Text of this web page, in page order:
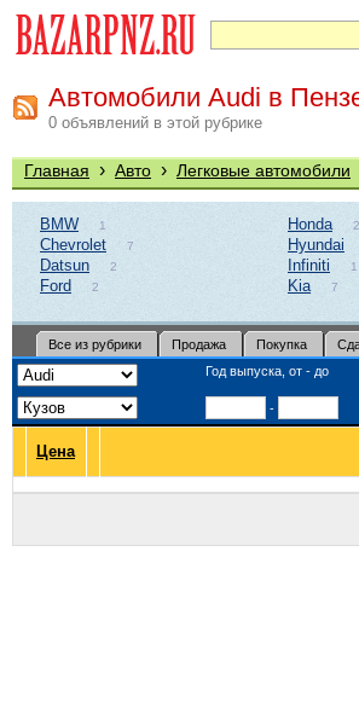
Автомобили Audi в
0 объявлений в этой рубрике
Главная › Авто › Легковые автомобили
BMW 1
Chevrolet 7
Datsun 2
Ford 2
Honda 2
Hyundai
Infiniti 1
Kia 7
Все из рубрики Продажа Покупка
Год выпуска, от - до
-
Цена